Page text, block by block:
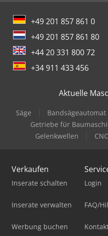
+49 201 857 861 0
+49 201 857 861 80
+44 20 331 800 72
+34 911 433 456
Aktuelle
Säge Bandsägeautomat
Getriebe für
Gelenkwellen
Verkaufen
Inserate schalten
Inserate verwalten
Werbung buchen
Login
FAQ/